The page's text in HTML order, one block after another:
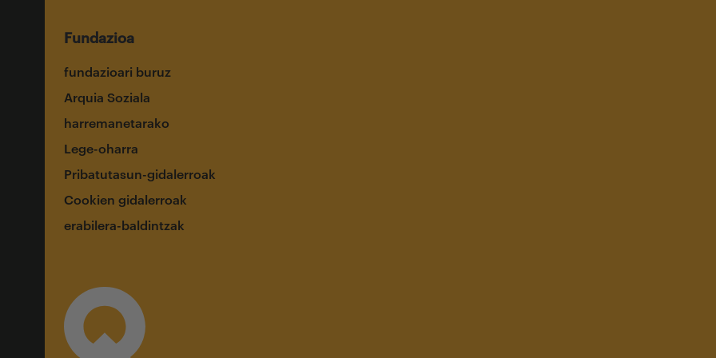
Fundazioa
fundazioari buruz
Arquia Soziala
harremanetarako
Lege-oharra
Pribatutasun-gidalerroak
Cookien gidalerroak
erabilera-baldintzak